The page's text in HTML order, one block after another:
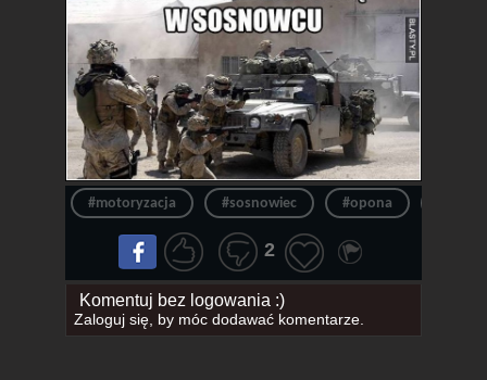
#motoryzacja #sosnowiec #opona
2
Komentuj bez logowania :)
Zaloguj się, by móc dodawać komentarze.